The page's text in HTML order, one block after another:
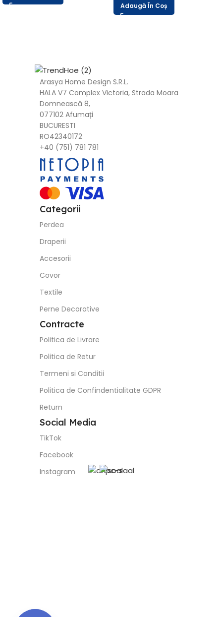
Adaugă În Coș
Arasya Home Design S.R.L.
HALA V7 Complex Victoria, Strada Moara
Domnească 8,
077102 Afumați
BUCURESTI
RO42340172
+40 (751) 781 781
Categorii
Perdea
Draperii
Accesorii
Covor
Textile
Perne Decorative
Contracte
Politica de Livrare
Politica de Retur
Termeni si Conditii
Politica de Confindentialitate GDPR
Return
Social Media
TikTok
Facebook
Instagram